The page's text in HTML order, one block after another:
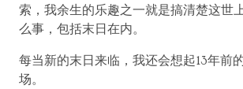
索，我余生的乐趣之一就是搞清楚这世
么事，包括末日在内。
每当新的末日来临，我还会想起13年前
场。